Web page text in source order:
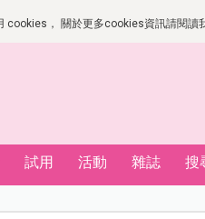
cookies， 關於更多cookies資訊請閱讀
試用 活動 雜誌 搜